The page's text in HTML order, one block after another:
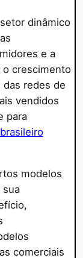
dinâmico
e a
o crescimento
redes de
vendidos
para
modelos
sua
comerciais